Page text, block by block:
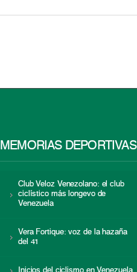
MEMORIAS DEPORTIVAS
Club Veloz Venezolano: el club
ciclístico más longevo de
Venezuela
Vera Fortique: voz de la hazaña
del 41